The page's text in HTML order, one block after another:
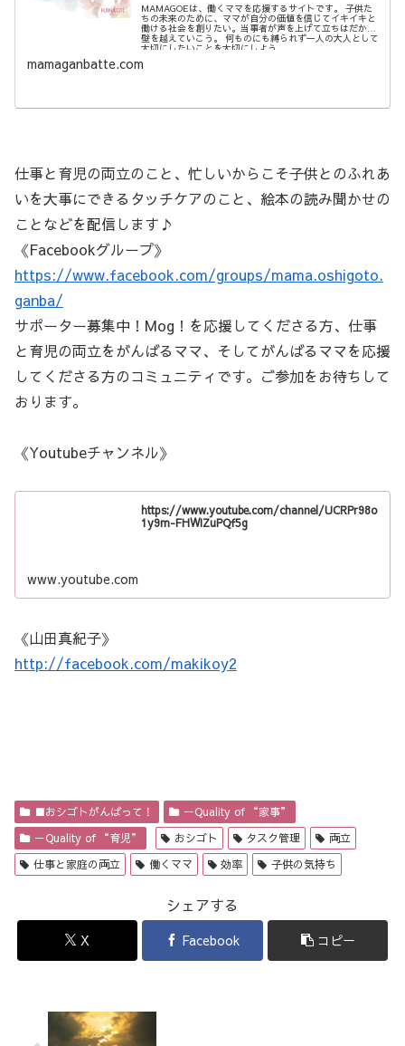
MAMAGOEは、働くママを応援するサイトです。 子供た
ちの未来のために、ママが自分の価値を信じてイキイキと
働ける社会を創りたい。当事者が声を上げて立ちはだかる
壁を越えていこう。 何ものにも縛られず一人の大人として
大切にしたいことを大切にしよう。
mamaganbatte.com
仕事と育児の両立のこと、忙しいからこそ子供とのふれあ
いを大事にできるタッチケアのこと、絵本の読み聞かせの
ことなどを配信します♪
《Facebookグループ》
https://www.facebook.com/groups/mama.oshigoto.
ganba/
サポーター募集中！Mog！を応援してくださる方、仕事
と育児の両立をがんばるママ、そしてがんばるママを応援
してくださる方のコミュニティです。ご参加をお待ちして
おります。
《Youtubeチャンネル》
https://www.youtube.com/channel/UCRPr98o
1y9m-FHWIZuPQf5g
www.youtube.com
《山田真紀子》
http://facebook.com/makikoy2
■おシゴトがんばって！
－Quality of “家事”
－Quality of “育児”
おシゴト タスク管理
両立
仕事と家庭の両立
働くママ 効率 子供の気持ち
シェアする
X Facebook コピー